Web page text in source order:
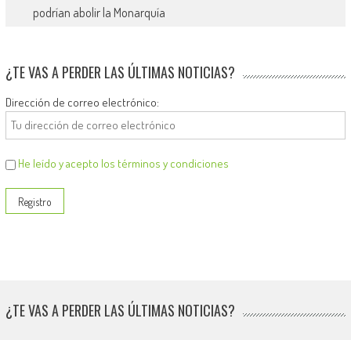
podrían abolir la Monarquía
¿TE VAS A PERDER LAS ÚLTIMAS NOTICIAS?
Dirección de correo electrónico:
He leído y acepto los términos y condiciones
¿TE VAS A PERDER LAS ÚLTIMAS NOTICIAS?